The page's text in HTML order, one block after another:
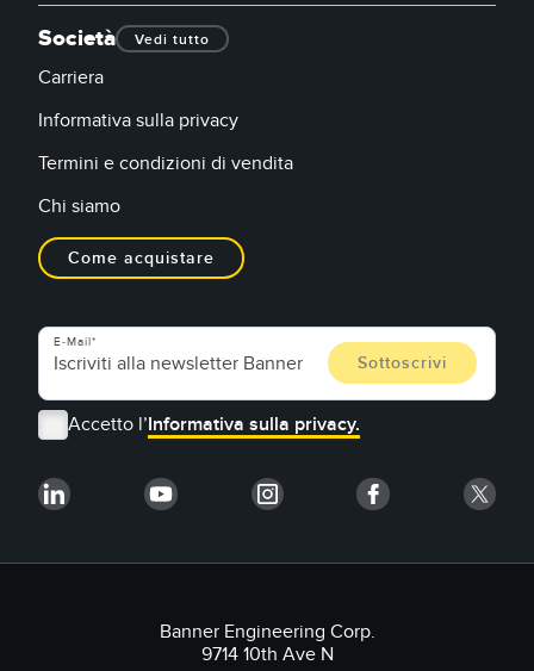
Società Vedi tutto
Carriera
Informativa sulla privacy
Termini e condizioni di vendita
Chi siamo
Come acquistare
E-Mail
Accetto l’Informativa sulla privacy.
Banner Engineering Corp.
9714 10th Ave N